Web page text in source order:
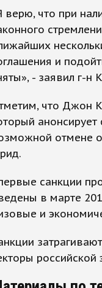
верю, что при
и
- заявил г-н
что Джон
анонсирует
отмене
санкции
в марте
и
российской